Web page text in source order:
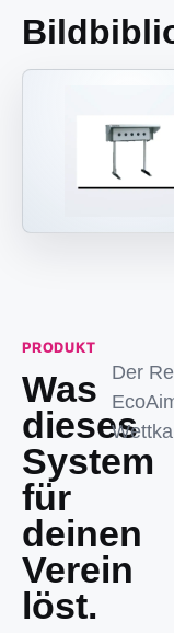
PRODUKT
Was
dieses
System
für
deinen
Verein
löst.
Der